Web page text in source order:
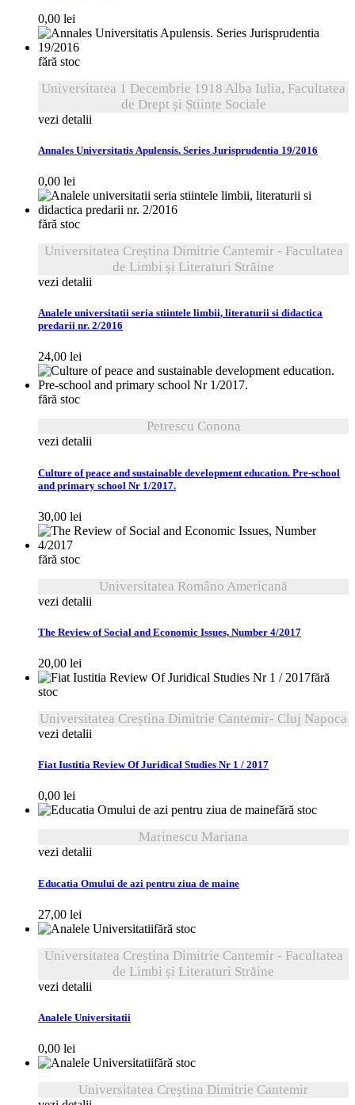
0,00 lei
fără stoc
Universitatea 1 Decembrie 1918 Alba Iulia, Facultatea
de Drept și Științe Sociale
vezi detalii
Annales Universitatis Apulensis. Series Jurisprudentia 19/2016
0,00 lei
fără stoc
Universitatea Creștina Dimitrie Cantemir - Facultatea
de Limbi și Literaturi Străine
vezi detalii
Analele universitatii seria stiintele limbii, literaturii si didactica
predarii nr. 2/2016
24,00 lei
fără stoc
Petrescu Conona
vezi detalii
Culture of peace and sustainable development education. Pre-school
and primary school Nr 1/2017.
30,00 lei
fără stoc
Universitatea Româno Americană
vezi detalii
The Review of Social and Economic Issues, Number 4/2017
20,00 lei
fără
stoc
Universitatea Creștina Dimitrie Cantemir- Cluj Napoca
vezi detalii
Fiat Iustitia Review Of Juridical Studies Nr 1 / 2017
0,00 lei
fără stoc
Marinescu Mariana
vezi detalii
Educatia Omului de azi pentru ziua de maine
27,00 lei
fără stoc
Universitatea Creștina Dimitrie Cantemir - Facultatea
de Limbi și Literaturi Străine
vezi detalii
Analele Universitatii
0,00 lei
fără stoc
Universitatea Creștina Dimitrie Cantemir